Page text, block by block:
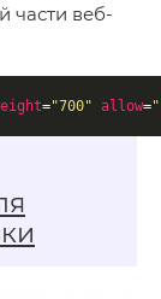
части веб-
="700" allow=